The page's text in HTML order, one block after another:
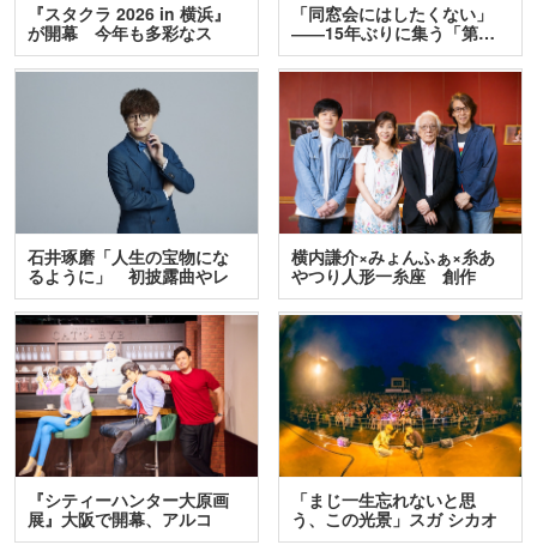
『スタクラ 2026 in 横浜』
が開幕 今年も多彩なス
テ…
「同窓会にはしたくない」
――15年ぶりに集う「第…
石井琢磨「人生の宝物にな
るように」 初披露曲やレ
ア…
横内謙介×みょんふぁ×糸あ
やつり人形一糸座 創作
人…
『シティーハンター大原画
展』大阪で開幕、アルコ
＆…
「まじ一生忘れないと思
う、この光景」スガ シカオ
と…